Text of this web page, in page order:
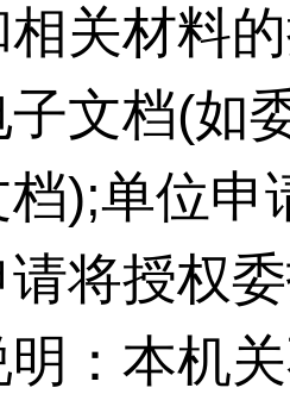
关材料
文档(如
档);单位申
将授权
本机关